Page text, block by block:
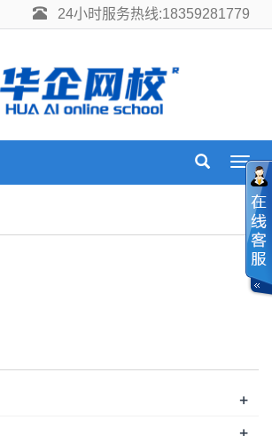
24小时服务热线:18359281779
+